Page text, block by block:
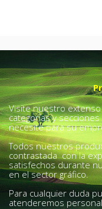
Visite nuestro
categorías y
necesite para su
Todos nuestros
contrastada con la
satisfechos durante
en el sector gráfico.
Para cualquier duda
atenderemos